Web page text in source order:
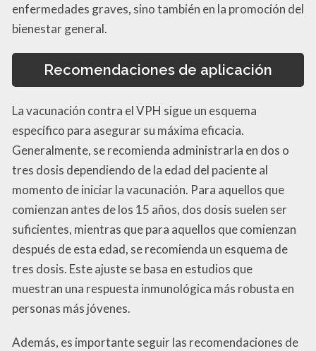
enfermedades graves, sino también en la promoción del
bienestar general.
Recomendaciones de aplicación
La vacunación contra el VPH sigue un esquema
específico para asegurar su máxima eficacia.
Generalmente, se recomienda administrarla en dos o
tres dosis dependiendo de la edad del paciente al
momento de iniciar la vacunación. Para aquellos que
comienzan antes de los 15 años, dos dosis suelen ser
suficientes, mientras que para aquellos que comienzan
después de esta edad, se recomienda un esquema de
tres dosis. Este ajuste se basa en estudios que
muestran una respuesta inmunológica más robusta en
personas más jóvenes.
Además, es importante seguir las recomendaciones de